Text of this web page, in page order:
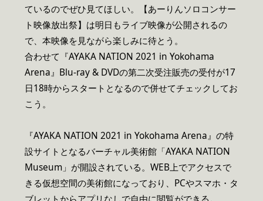
ているのでぜひ見てほしい。【あーりんソロコンサー
ト映像放出祭】は明日もライブ映像が公開されるの
で、本映像を見ながら楽しみに待とう。
合わせて『AYAKA NATION 2021 in Yokohama
Arena』Blu-ray & DVDの第二次受注販売の受付が17
日18時からスタートとなるので併せてチェックしてお
こう。
『AYAKA NATION 2021 in Yokohama Arena』の特
設サイトとなるバーチャル美術館「AYAKA NATION
Museum」が開設されている。WEB上でアクセスで
きる仮想空間の美術館になっており、PCやスマホ・タ